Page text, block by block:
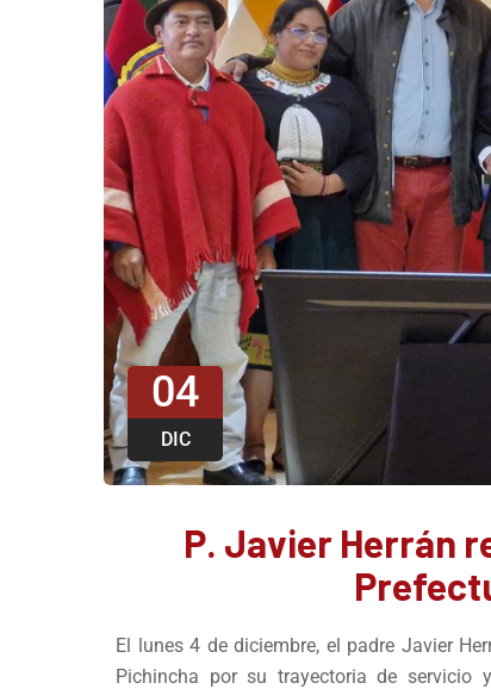
04
DIC
P. Javier Herrán
El lunes 4 de diciembre, el padre Javier
Pichincha por su trayectoria de servicio